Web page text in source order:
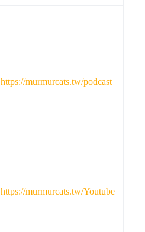
https://murmurcats.tw/podcast
https://murmurcats.tw/Youtube